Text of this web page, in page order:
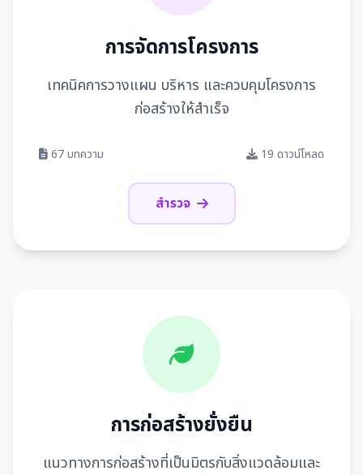
การจัดการโครงการ
เทคนิคการวางแผน บริหาร และควบคุมโครงการ
ก่อสร้างให้สำเร็จ
67 บทความ 19 ดาวน์โหลด
สำรวจ
การก่อสร้างยั่งยืน
แนวทางการก่อสร้างที่เป็นมิตรกับสิ่งแวดล้อมและ